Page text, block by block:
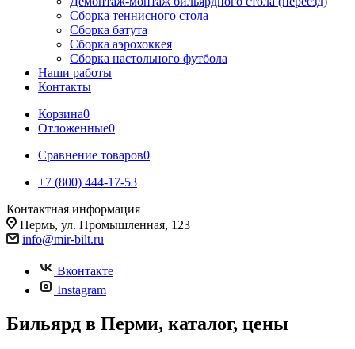
Сборка теннисного стола
Сборка батута
Сборка аэрохоккея
Сборка настольного футбола
Наши работы
Контакты
Корзина0
Отложенные0
Сравнение товаров0
+7 (800) 444-17-53
Контактная информация
Пермь, ул. Промышленная, 123
info@mir-bilt.ru
Вконтакте
Instagram
Бильяpд в Перми, каталог, цены